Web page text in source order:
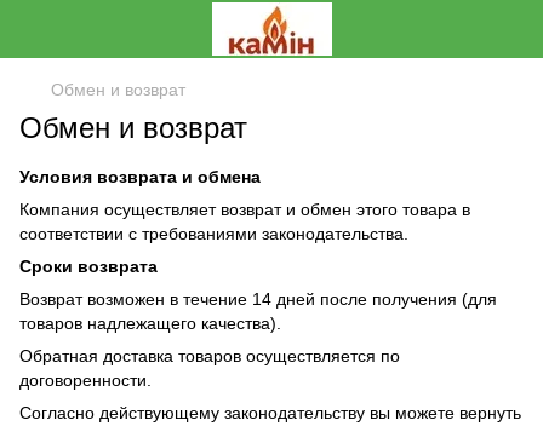
Обмен и возврат
Обмен и возврат
Условия возврата и обмена
Компания осуществляет возврат и обмен этого товара в
соответствии с требованиями законодательства.
Сроки возврата
Возврат возможен в течение 14 дней после получения (для
товаров надлежащего качества).
Обратная доставка товаров осуществляется по
договоренности.
Согласно действующему законодательству вы можете вернуть